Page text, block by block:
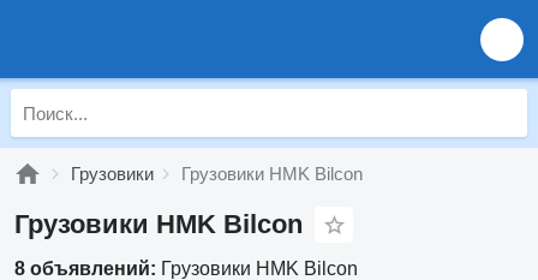
Грузовики Грузовики HMK Bilcon
Грузовики HMK Bilcon
8 объявлений: Грузовики HMK Bilcon